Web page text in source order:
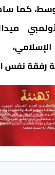
كما
رفقة نفس